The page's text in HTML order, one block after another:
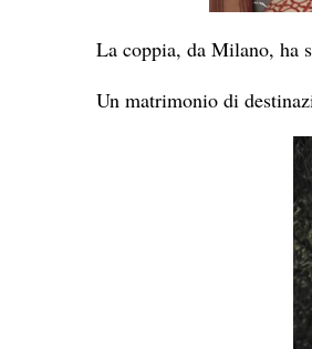
La coppia, da Milano, ha
Un matrimonio di